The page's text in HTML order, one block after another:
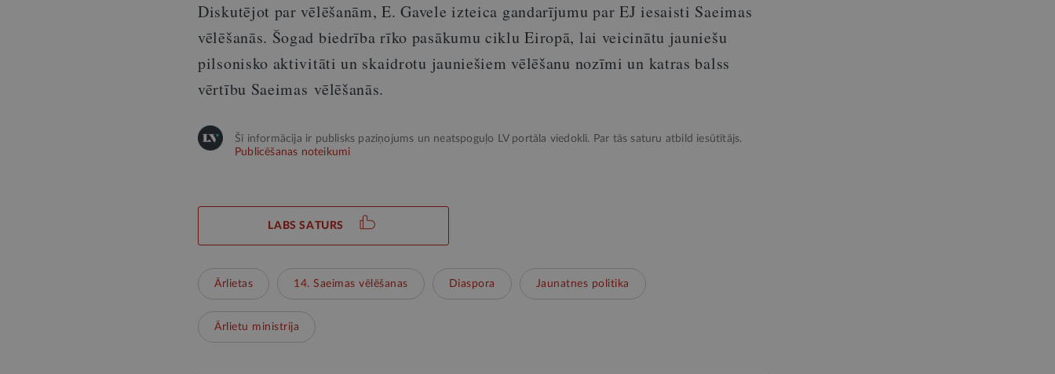
Diskutējot par vēlēšanām, E. Gavele izteica gandarījumu par EJ iesaisti Saeimas
vēlēšanās. Šogad biedrība rīko pasākumu ciklu Eiropā, lai veicinātu jauniešu
pilsonisko aktivitāti un skaidrotu jauniešiem vēlēšanu nozīmi un katras balss
vērtību Saeimas vēlēšanās.
Šī informācija ir publisks paziņojums un neatspoguļo LV portāla viedokli. Par tās saturu atbild iesūtītājs.
Publicēšanas noteikumi
LABS SATURS
Ārlietas 14. Saeimas vēlēšanas Diaspora Jaunatnes politika
Ārlietu ministrija